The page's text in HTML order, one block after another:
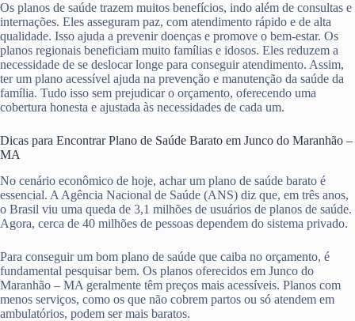
Os planos de saúde trazem muitos benefícios, indo além de consultas e
internações. Eles asseguram paz, com atendimento rápido e de alta
qualidade. Isso ajuda a prevenir doenças e promove o bem-estar. Os
planos regionais beneficiam muito famílias e idosos. Eles reduzem a
necessidade de se deslocar longe para conseguir atendimento. Assim,
ter um plano acessível ajuda na prevenção e manutenção da saúde da
família. Tudo isso sem prejudicar o orçamento, oferecendo uma
cobertura honesta e ajustada às necessidades de cada um.
Dicas para Encontrar Plano de Saúde Barato em Junco do Maranhão –
MA
No cenário econômico de hoje, achar um plano de saúde barato é
essencial. A Agência Nacional de Saúde (ANS) diz que, em três anos,
o Brasil viu uma queda de 3,1 milhões de usuários de planos de saúde.
Agora, cerca de 40 milhões de pessoas dependem do sistema privado.
Para conseguir um bom plano de saúde que caiba no orçamento, é
fundamental pesquisar bem. Os planos oferecidos em Junco do
Maranhão – MA geralmente têm preços mais acessíveis. Planos com
menos serviços, como os que não cobrem partos ou só atendem em
ambulatórios, podem ser mais baratos.